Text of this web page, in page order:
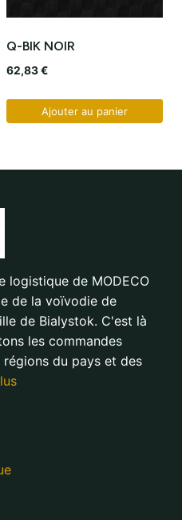
Q-BIK NOIR
62,83€
Ajouter au panier
logistique de MODECO
de la voïvodie de
de Bialystok. C'est là
les commandes
du pays et des